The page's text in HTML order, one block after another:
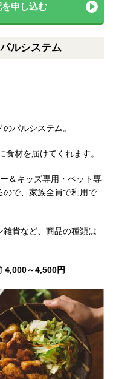
申し込む
ルシステム
パルシステム。
材を届けてくれます。
＆キッズ専用・ペット専
ので、家族全員で利用で
雑貨など、商品の種類は
4,000～4,500円